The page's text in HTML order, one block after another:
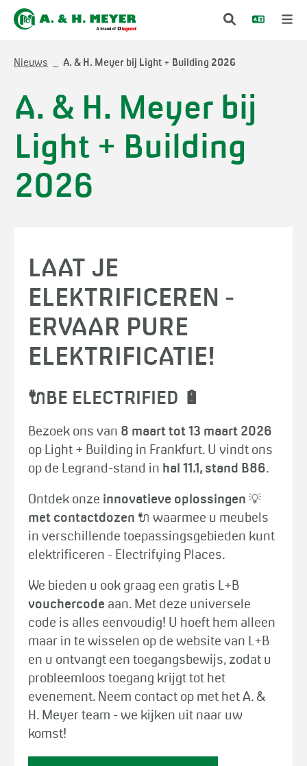
Nieuws A. & H. Meyer bij Light + Building 2026
A. & H. Meyer bij
Light + Building
2026
LAAT JE
ELEKTRIFICEREN -
ERVAAR PURE
ELEKTRIFICATIE!
🔌BE ELECTRIFIED 🔋
Bezoek ons van 8 maart tot 13 maart 2026
op Light + Building in Frankfurt. U vindt ons
op de Legrand-stand in hal 11.1, stand B86.
Ontdek onze innovatieve oplossingen 💡
met contactdozen 🔌 waarmee u meubels
in verschillende toepassingsgebieden kunt
elektrificeren - Electrifying Places.
We bieden u ook graag een gratis L+B
vouchercode aan. Met deze universele
code is alles eenvoudig! U hoeft hem alleen
maar in te wisselen op de website van L+B
en u ontvangt een toegangsbewijs, zodat u
probleemloos toegang krijgt tot het
evenement. Neem contact op met het A. &
H. Meyer team - we kijken uit naar uw
komst!